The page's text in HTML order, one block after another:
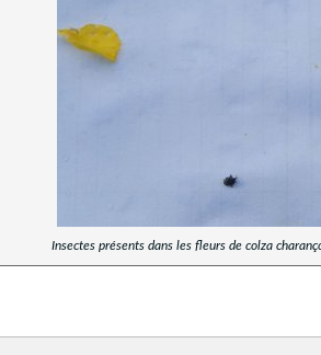
Insectes présents dans les fleurs de colza